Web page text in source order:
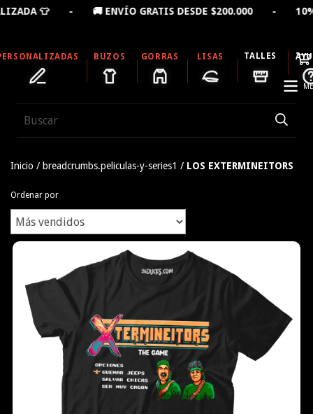
GRATIS DESDE $200.000 - 10% OFF
BUZOS GORRAS LISAS TALLES
Inicio / breadcrumbs.peliculas-y-series1 / LOS EXTERMINEITORS
Ordenar por